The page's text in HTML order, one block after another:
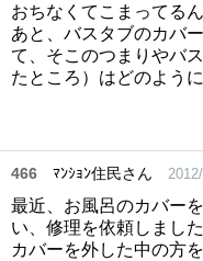
おちなくてこまってる
あと、バスタブのカバ
て、そこのつまりやバ
たところ）はどのよう
466 ﾏﾝｼｮﾝ住民さん
最近、お風呂のカバー
い、修理を依頼しまし
カバーを外した中の方